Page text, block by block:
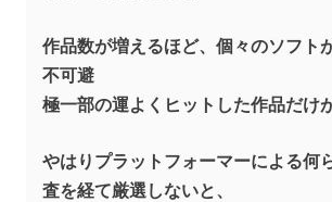
作品数が増えるほど、個々のソフト
不可避
極一部の運よくヒットした作品だけ
やはりプラットフォーマーによる何
査を経て厳選しないと、